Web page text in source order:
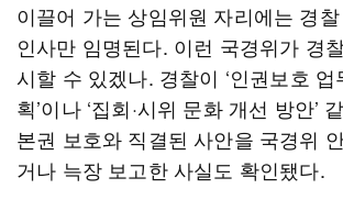
이끌어 가는 상임위원 자리에는 경
인사만 임명된다. 이런 국경위가 경
시할 수 있겠나. 경찰이 ‘인권보호 업
획’이나 ‘집회·시위 문화 개선 방안’
본권 보호와 직결된 사안을 국경위
거나 늑장 보고한 사실도 확인됐다.